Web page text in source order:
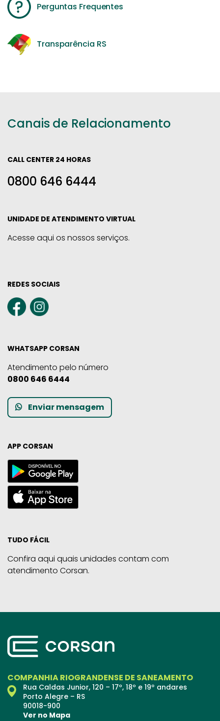
Perguntas Frequentes
Transparência RS
Canais de Relacionamento
CALL CENTER 24 HORAS
0800 646 6444
UNIDADE DE ATENDIMENTO VIRTUAL
Acesse aqui os nossos serviços.
REDES SOCIAIS
WHATSAPP CORSAN
Atendimento pelo número
0800 646 6444
Enviar mensagem
APP CORSAN
TUDO FÁCIL
Confira aqui quais unidades contam com
atendimento Corsan.
COMPANHIA RIOGRANDENSE DE SANEAMENTO
Rua Caldas Junior, 120 – 17º, 18º e 19º andares
Porto Alegre – RS
90018-900
Ver no Mapa